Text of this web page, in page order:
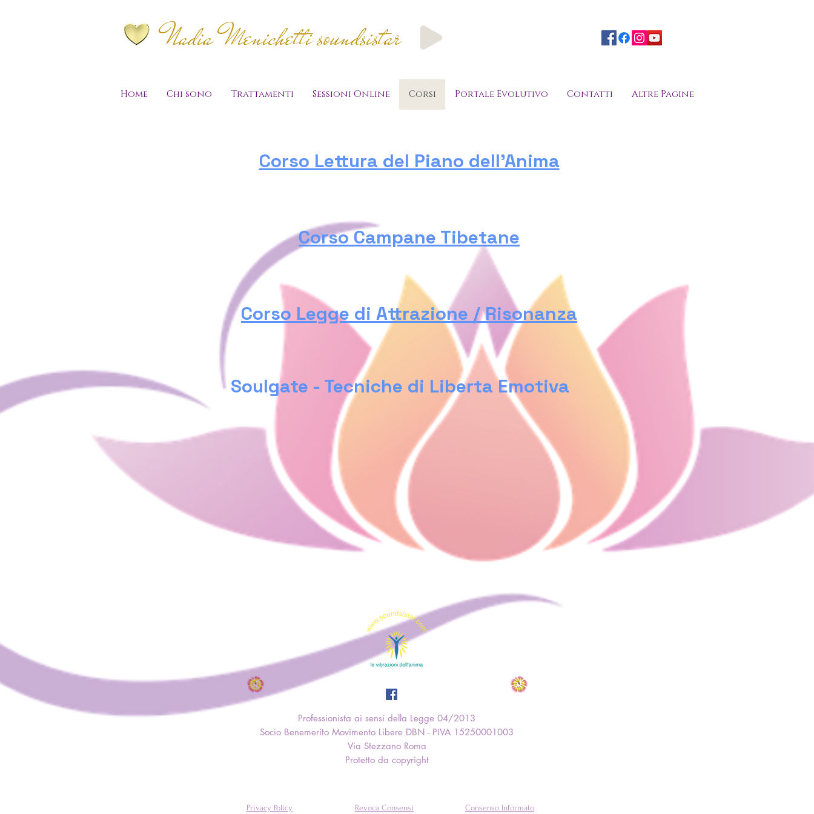
Nadia Menichetti soundsistar
Home Chi sono Trattamenti Sessioni Online Corsi Portale Evolutivo Contatti Altre Pagine
Corso Lettura del Piano dell'Anima
Corso Campane Tibetane
Corso Legge di Attrazione / Risonanza
Soulgate - Tecniche di Liberta Emotiva
Professionista ai sensi della Legge 04/2013
Socio Benemerito Movimento Libere DBN - PIVA 15250001003
Via Stezzano Roma
Protetto da copyright
Privacy Policy Revoca Consensi Consenso Informato